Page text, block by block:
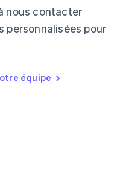
nous contacter
personnalisées pour
équipe